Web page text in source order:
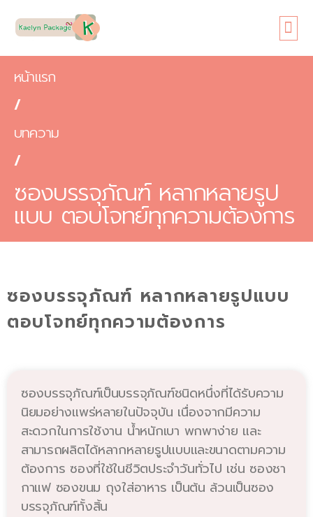
หน้าแรก
/
บทความ
/
ซองบรรจุภัณฑ์ หลากหลายรูป
แบบ ตอบโจทย์ทุกความต้องการ
ซองบรรจุภัณฑ์ หลากหลายรูปแบบ
ตอบโจทย์ทุกความต้องการ
ซองบรรจุภัณฑ์เป็นบรรจุภัณฑ์ชนิดหนึ่งที่ได้รับความ
นิยมอย่างแพร่หลายในปัจจุบัน เนื่องจากมีความ
สะดวกในการใช้งาน น้ำหนักเบา พกพาง่าย และ
สามารถผลิตได้หลากหลายรูปแบบและขนาดตามความ
ต้องการ ซองที่ใช้ในชีวิตประจำวันทั่วไป เช่น ซองชา
กาแฟ ซองขนม ถุงใส่อาหาร เป็นต้น ล้วนเป็นซอง
บรรจุภัณฑ์ทั้งสิ้น